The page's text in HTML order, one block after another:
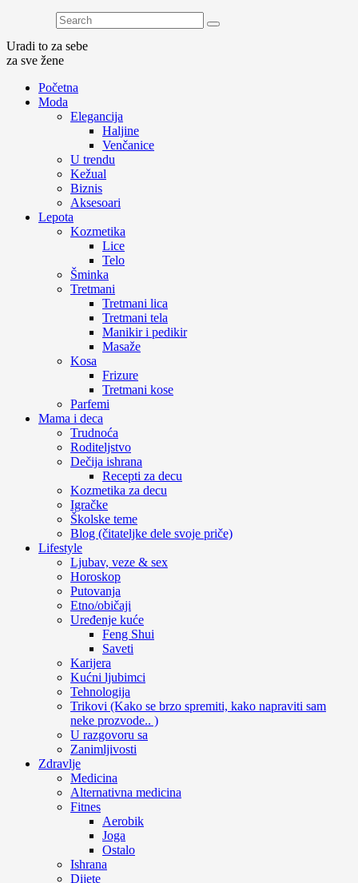
Uradi to za sebe
za sve žene
Početna
Moda
Elegancija
Haljine
Venčanice
U trendu
Kežual
Biznis
Aksesoari
Lepota
Kozmetika
Lice
Telo
Šminka
Tretmani
Tretmani lica
Tretmani tela
Manikir i pedikir
Masaže
Kosa
Frizure
Tretmani kose
Parfemi
Mama i deca
Trudnoća
Roditeljstvo
Dečija ishrana
Recepti za decu
Kozmetika za decu
Igračke
Školske teme
Blog (čitateljke dele svoje priče)
Lifestyle
Ljubav, veze & sex
Horoskop
Putovanja
Etno/običaji
Uređenje kuće
Feng Shui
Saveti
Karijera
Kućni ljubimci
Tehnologija
Trikovi (Kako se brzo spremiti, kako napraviti sam
neke prozvode.. )
U razgovoru sa
Zanimljivosti
Zdravlje
Medicina
Alternativna medicina
Fitnes
Aerobik
Joga
Ostalo
Ishrana
Dijete